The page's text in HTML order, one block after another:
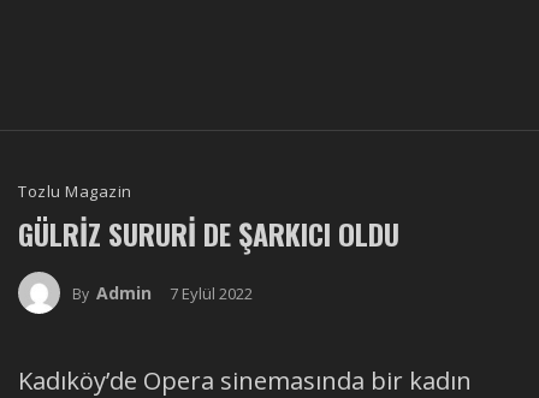
Tozlu Magazin
GÜLRIZ SURURI DE ŞARKICI OLDU
By Admin 7 Eylül 2022
Kadıköy’de Opera sinemasında bir kadın